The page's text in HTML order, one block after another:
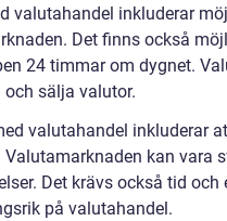
valutahandel inkluderar
Det finns också
24 timmar om dygnet.
sälja valutor.
valutahandel inkluderar
Valutamarknaden kan vara
Det krävs också tid
på valutahandel.